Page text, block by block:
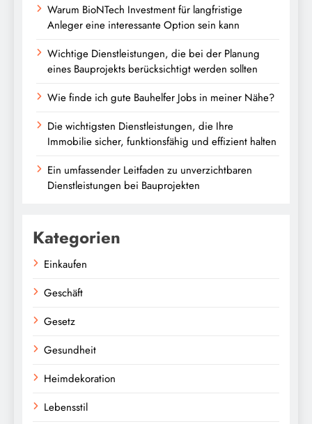
Warum BioNTech Investment für langfristige
Anleger eine interessante Option sein kann
Wichtige Dienstleistungen, die bei der Planung
eines Bauprojekts berücksichtigt werden sollten
Wie finde ich gute Bauhelfer Jobs in meiner Nähe?
Die wichtigsten Dienstleistungen, die Ihre
Immobilie sicher, funktionsfähig und effizient halten
Ein umfassender Leitfaden zu unverzichtbaren
Dienstleistungen bei Bauprojekten
Kategorien
Einkaufen
Geschäft
Gesetz
Gesundheit
Heimdekoration
Lebensstil